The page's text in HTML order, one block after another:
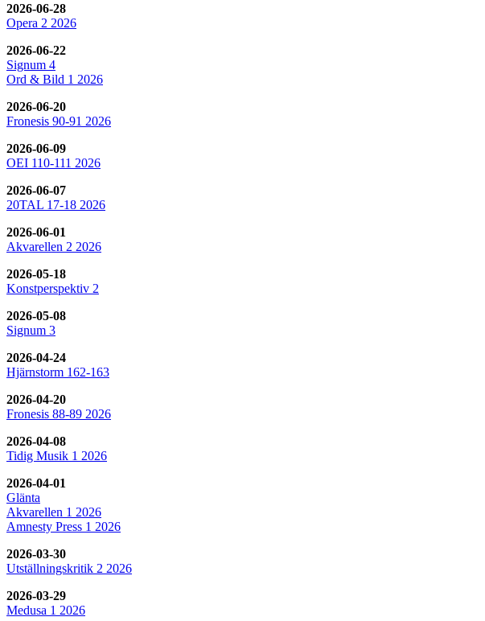
2026-06-28
Opera 2 2026
2026-06-22
Signum 4
Ord & Bild 1 2026
2026-06-20
Fronesis 90-91 2026
2026-06-09
OEI 110-111 2026
2026-06-07
20TAL 17-18 2026
2026-06-01
Akvarellen 2 2026
2026-05-18
Konstperspektiv 2
2026-05-08
Signum 3
2026-04-24
Hjärnstorm 162-163
2026-04-20
Fronesis 88-89 2026
2026-04-08
Tidig Musik 1 2026
2026-04-01
Glänta
Akvarellen 1 2026
Amnesty Press 1 2026
2026-03-30
Utställningskritik 2 2026
2026-03-29
Medusa 1 2026